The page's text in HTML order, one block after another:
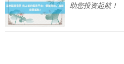
助您投资起航！